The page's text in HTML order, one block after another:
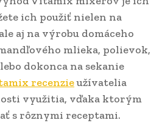
ich použiť nielen na
aj na výrobu domáceho
mlieka, polievok,
dokonca na sekanie
recenzieužívatelia
využitia, vďaka ktorým
s rôznymi receptami.